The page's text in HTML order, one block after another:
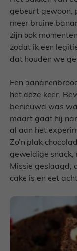
gebeurt gewoon,
meer bruine
zijn ook
zodat ik een
dat houden we
Een
het deze keer.
benieuwd was
maart gaat hij
al aan het
Zo’n plak
geweldige snack,
Missie geslaagd,
cake is en eet